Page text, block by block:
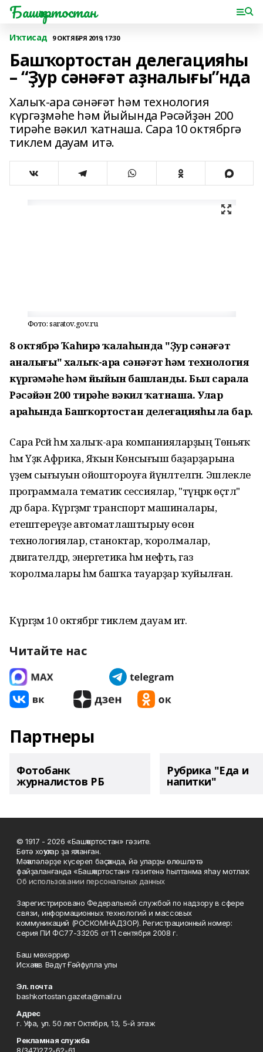
Башҡортостан
Иҡтисад 9 ОКТЯБРЯ 2019, 17:30
Башҡортостан делегацияһы
– “Ҙур сәнәғәт аҙналығы”нда
Халыҡ-ара сәнәғәт һәм технология
күргәҙмәһе һәм йыйында Рәсәйҙән 200
тирәһе вәкил ҡатнаша. Сара 10 октябргә
тиклем дауам итә.
Фото: saratov.gov.ru
8 октябрҙә Ҡаһирә ҡалаһында "Ҙур сәнәғәт
аҙналығы" халыҡ-ара сәнәғәт һәм технология
күргәҙмәһе һәм йыйын башланды. Был сарала
Рәсәйҙән 200 тирәһе вәкил ҡатнаша. Улар
араһында Башҡортостан делегацияһы ла бар.
Сара Рәсәй һәм халыҡ-ара компанияларҙың Төньяҡ
һәм Үҙәк Африка, Яҡын Көнсығыш баҙарҙарына
әүҙем сығыуын ойоштороуға йүнәлтелгән. Эшлекле
программала тематик сессиялар, "түңәрәк өҫтәл"
дәр бара. Күргәҙмәгә транспорт машиналары,
етештереүҙе автоматлаштырыу өсөн
технологиялар, станоктар, ҡоролмалар,
двигателдәр, энергетика һәм нефть, газ
ҡоролмалары һәм башҡа тауарҙар ҡуйылған.
Күргәҙмә 10 октябргә тиклем дауам итә.
Читайте нас
Партнеры
Фотобанк
журналистов РБ
Рубрика "Еда и
напитки"
© 1917 - 2026 «Башҡортостан» гәзите.
Бөтә хоҡуҡтар ҙа яҡланған.
Мәҡәләләрҙе күсереп баҫҡанда, йә уларҙы өлөшләтә
файҙаланғанда «Башҡортостан» гәзитенә һылтанма яһау мотлаҡ.
Об использовании персональных данных
Зарегистрировано Федеральной службой по надзору в сфере
связи, информационных технологий и массовых
коммуникаций (РОСКОМНАДЗОР). Регистрационный номер:
серия ПИ ФС77-33205 от 11 сентября 2008 г.
Баш мөхәррир
Исхаҡов Вәдүт Ғәйфулла улы
Эл. почта
bashkortostan.gazeta@mail.ru
Адрес
г. Уфа, ул. 50 лет Октября, 13, 5-й этаж
Рекламная служба
8(347)272-62-61